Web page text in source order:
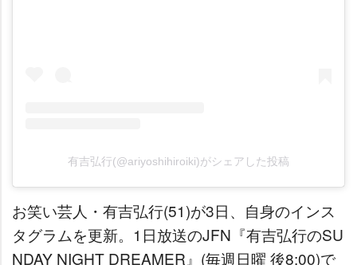
有吉弘行(@ariyoshihiroiki)がシェアした投稿
お笑い芸人・有吉弘行(51)が3日、自身のインス
タグラムを更新。1日放送のJFN『有吉弘行のSU
NDAY NIGHT DREAMER』(毎週日曜 後8:00)で